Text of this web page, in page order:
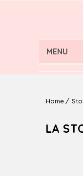
MENU
Home
LA